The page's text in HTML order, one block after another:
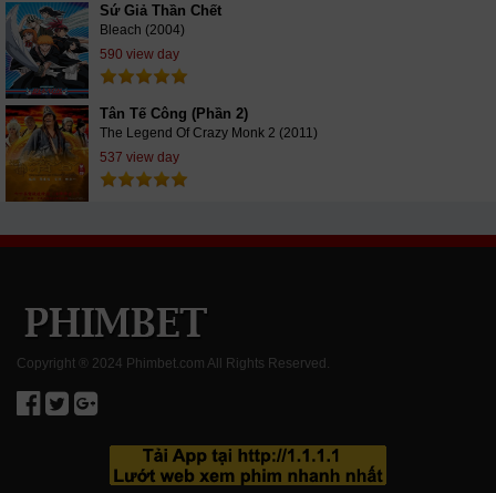
Sứ Giả Thần Chết
Bleach (2004)
590 view day
Tân Tế Công (Phần 2)
The Legend Of Crazy Monk 2 (2011)
537 view day
Copyright ® 2024 Phimbet.com All Rights Reserved.